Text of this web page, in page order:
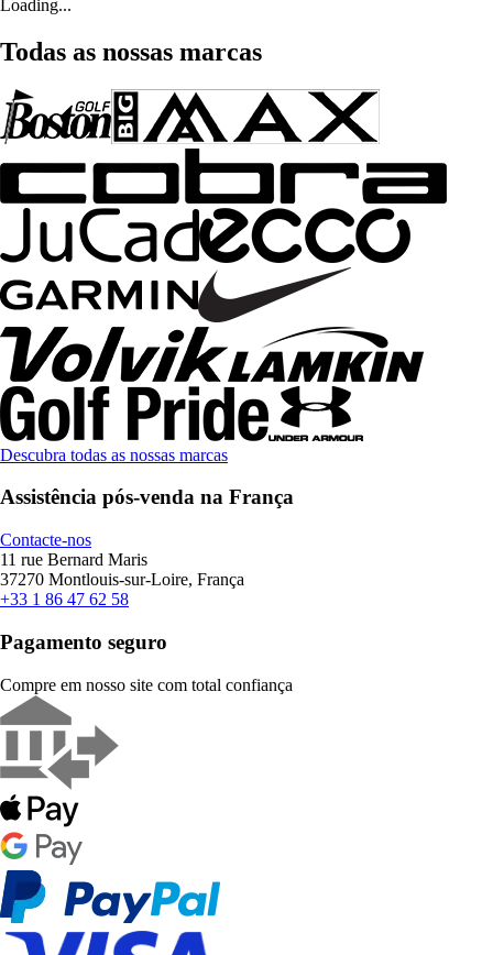
Loading...
Todas as nossas marcas
Descubra todas as nossas marcas
Assistência pós-venda na França
Contacte-nos
11 rue Bernard Maris
37270 Montlouis-sur-Loire, França
+33 1 86 47 62 58
Pagamento seguro
Compre em nosso site com total confiança